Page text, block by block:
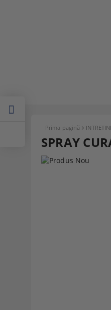
Prima pagină
SPRAY